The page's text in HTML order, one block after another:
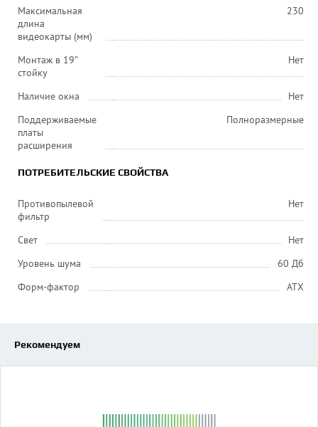
Максимальная
длина
видеокарты (мм)
230
Монтаж в 19"
стойку
Нет
Наличие окна
Нет
Поддерживаемые
платы
расширения
Полноразмерные
ПОТРЕБИТЕЛЬСКИЕ СВОЙСТВА
Противопылевой
фильтр
Нет
Свет
Нет
Уровень шума
60 Дб
Форм-фактор
ATX
Рекомендуем